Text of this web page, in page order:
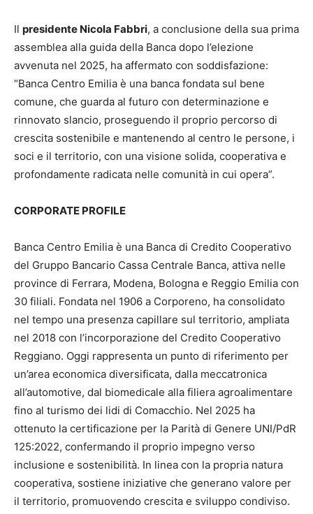
Il presidente Nicola Fabbri, a conclusione della sua prima
assemblea alla guida della Banca dopo l’elezione
avvenuta nel 2025, ha affermato con soddisfazione:
“Banca Centro Emilia è una banca fondata sul bene
comune, che guarda al futuro con determinazione e
rinnovato slancio, proseguendo il proprio percorso di
crescita sostenibile e mantenendo al centro le persone, i
soci e il territorio, con una visione solida, cooperativa e
profondamente radicata nelle comunità in cui opera”.
CORPORATE PROFILE
Banca Centro Emilia è una Banca di Credito Cooperativo
del Gruppo Bancario Cassa Centrale Banca, attiva nelle
province di Ferrara, Modena, Bologna e Reggio Emilia con
30 filiali. Fondata nel 1906 a Corporeno, ha consolidato
nel tempo una presenza capillare sul territorio, ampliata
nel 2018 con l’incorporazione del Credito Cooperativo
Reggiano. Oggi rappresenta un punto di riferimento per
un’area economica diversificata, dalla meccatronica
all’automotive, dal biomedicale alla filiera agroalimentare
fino al turismo dei lidi di Comacchio. Nel 2025 ha
ottenuto la certificazione per la Parità di Genere UNI/PdR
125:2022, confermando il proprio impegno verso
inclusione e sostenibilità. In linea con la propria natura
cooperativa, sostiene iniziative che generano valore per
il territorio, promuovendo crescita e sviluppo condiviso.